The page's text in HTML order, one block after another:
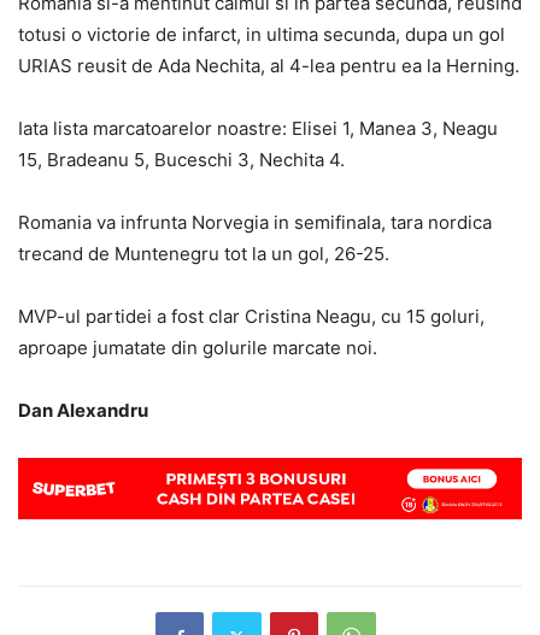
totusi o victorie de infarct, in ultima secunda, dupa un gol
URIAS reusit de Ada Nechita, al 4-lea pentru ea la Herning.
Iata lista marcatoarelor noastre: Elisei 1, Manea 3, Neagu
15, Bradeanu 5, Buceschi 3, Nechita 4.
Romania va infrunta Norvegia in semifinala, tara nordica
trecand de Muntenegru tot la un gol, 26-25.
MVP-ul partidei a fost clar Cristina Neagu, cu 15 goluri,
aproape jumatate din golurile marcate noi.
Dan Alexandru